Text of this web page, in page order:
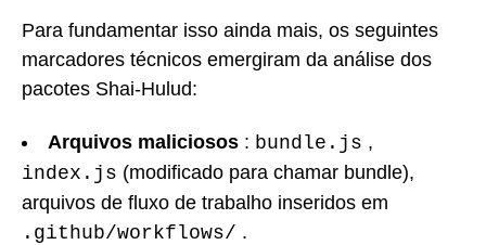
Para fundamentar isso ainda mais, os seguintes
marcadores técnicos emergiram da análise dos
pacotes Shai-Hulud:
Arquivos maliciosos : bundle.js ,
index.js (modificado para chamar bundle),
arquivos de fluxo de trabalho inseridos em
.github/workflows/ .